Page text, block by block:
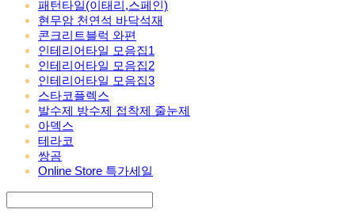
패턴타일(이태리,스페인)
현무암 천연석 바닥석재
콘크리트블럭 와편
인테리어타일 모음집1
인테리어타일 모음집2
인테리어타일 모음집3
스타코플렉스
발수제 방수제 접착제 줄눈제
아덱스
테라코
쌍곰
Online Store 특가세일